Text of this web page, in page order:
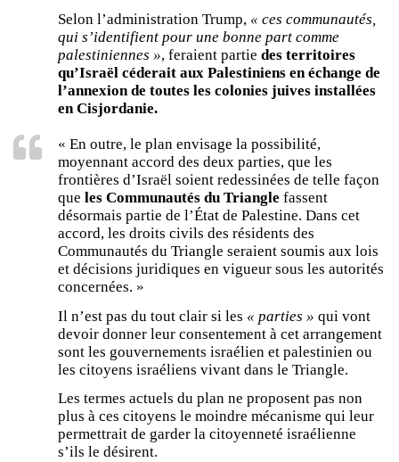
Selon l’administration Trump, « ces communautés,
qui s’identifient pour une bonne part comme
palestiniennes », feraient partie des territoires
qu’Israël céderait aux Palestiniens en échange de
l’annexion de toutes les colonies juives installées
en Cisjordanie.
« En outre, le plan envisage la possibilité,
moyennant accord des deux parties, que les
frontières d’Israël soient redessinées de telle façon
que les Communautés du Triangle fassent
désormais partie de l’État de Palestine. Dans cet
accord, les droits civils des résidents des
Communautés du Triangle seraient soumis aux lois
et décisions juridiques en vigueur sous les autorités
concernées. »
Il n’est pas du tout clair si les « parties » qui vont
devoir donner leur consentement à cet arrangement
sont les gouvernements israélien et palestinien ou
les citoyens israéliens vivant dans le Triangle.
Les termes actuels du plan ne proposent pas non
plus à ces citoyens le moindre mécanisme qui leur
permettrait de garder la citoyenneté israélienne
s’ils le désirent.